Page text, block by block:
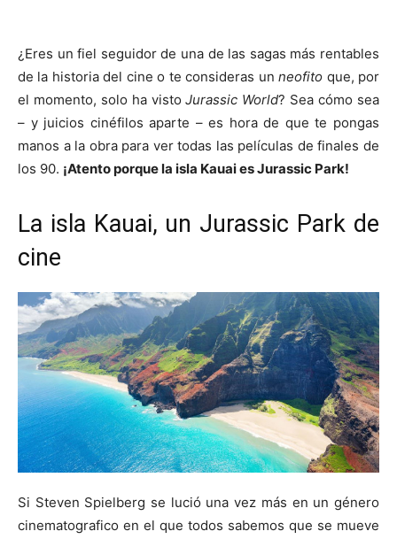
¿Eres un fiel seguidor de una de las sagas más rentables
de la historia del cine o te consideras unneofito que, por
el momento, solo ha vistoJurassic World? Sea cómo sea
– y juicios cinéfilos aparte – es hora de que te pongas
manos a la obra para ver todas las películas de finales de
los 90. ¡Atento porque la isla Kauai es Jurassic Park!
La isla Kauai, un Jurassic Park de
cine
Si Steven Spielberg se lució una vez más en un género
cinematografico en el que todos sabemos que se mueve